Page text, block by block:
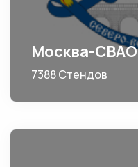
Москва-СВАО
7388 Стендов